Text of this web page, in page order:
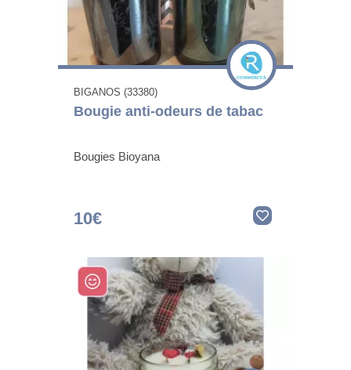
BIGANOS (33380)
Bougie anti-odeurs de tabac
Bougies Bioyana
10€